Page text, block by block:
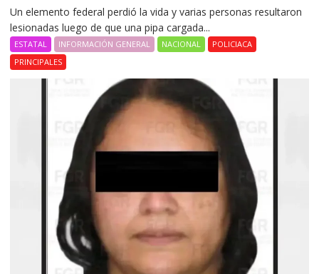
Un elemento federal perdió la vida y varias personas resultaron
lesionadas luego de que una pipa cargada...
ESTATAL INFORMACIÓN GENERAL NACIONAL
POLICIACA
PRINCIPALES